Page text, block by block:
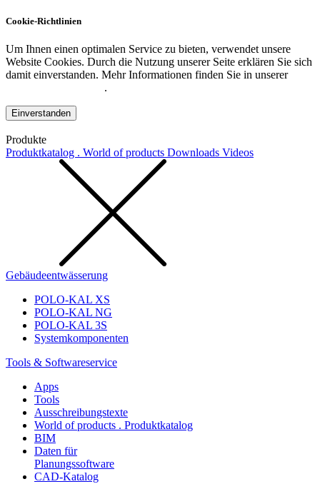
Cookie-Richtlinien
Um Ihnen einen optimalen Service zu bieten, verwendet unsere
Website Cookies. Durch die Nutzung unserer Seite erklären Sie sich
damit einverstanden. Mehr Informationen finden Sie in unserer
.
Einverstanden
Produkte
Produktkatalog . World of products Downloads Videos
Gebäudeentwässerung
POLO-KAL XS
POLO-KAL NG
POLO-KAL 3S
Systemkomponenten
Tools & Softwareservice
Apps
Tools
Ausschreibungstexte
World of products . Produktkatalog
BIM
Daten für
Planungssoftware
CAD-Katalog